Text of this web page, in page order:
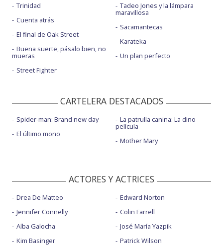
Trinidad
Cuenta atrás
El final de Oak Street
Buena suerte, pásalo bien, no
mueras
Street Fighter
Tadeo Jones y la lámpara
maravillosa
Sacamantecas
Karateka
Un plan perfecto
CARTELERA DESTACADOS
Spider-man: Brand new day
El último mono
La patrulla canina: La dino
película
Mother Mary
ACTORES Y ACTRICES
Drea De Matteo
Jennifer Connelly
Alba Galocha
Kim Basinger
Edward Norton
Colin Farrell
José María Yazpik
Patrick Wilson